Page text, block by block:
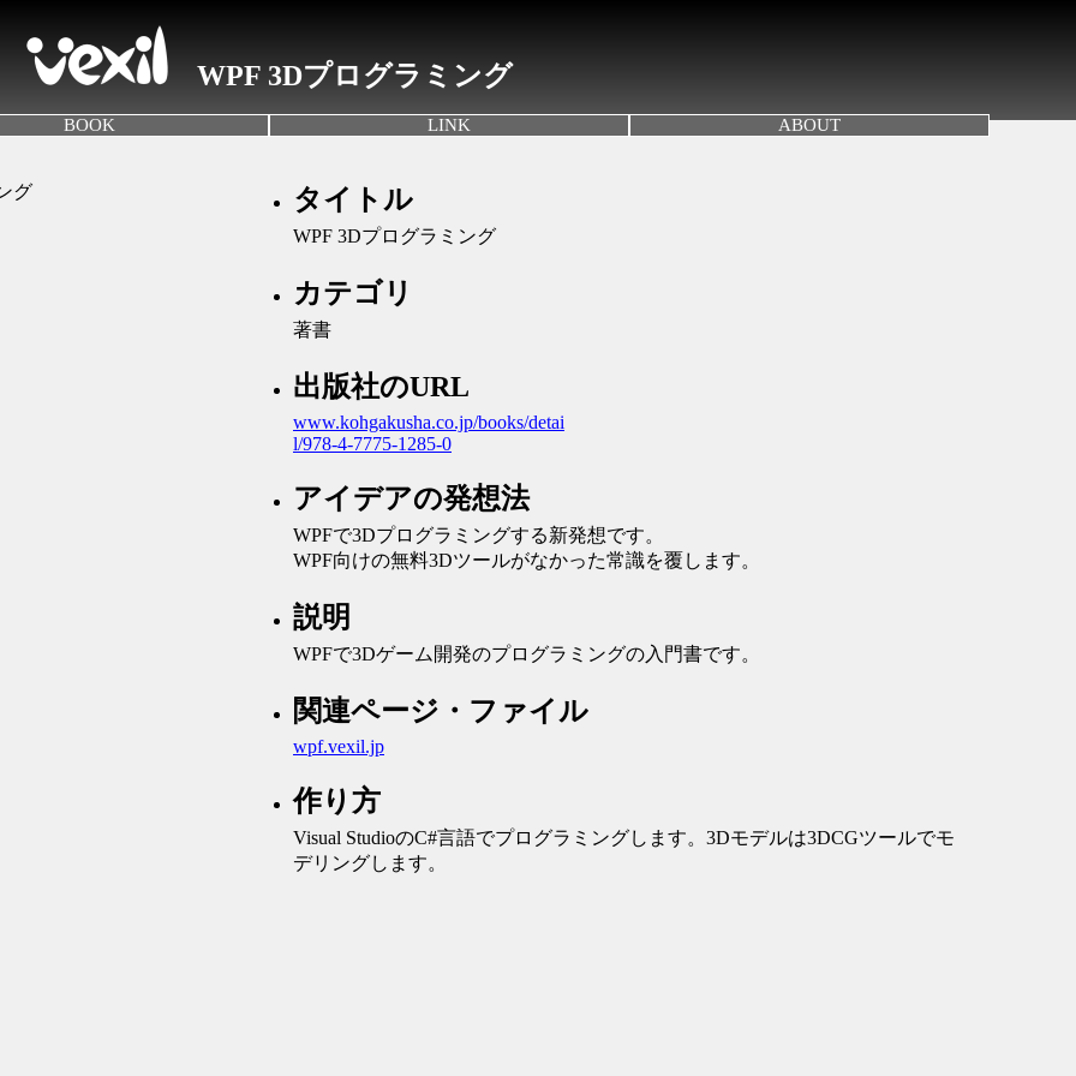
WPF 3Dプログラミング
BOOK LINK ABOUT
タイトル
WPF 3Dプログラミング
カテゴリ
著書
出版社のURL
www.kohgakusha.co.jp/books/detai
l/978-4-7775-1285-0
アイデアの発想法
WPFで3Dプログラミングする新発想です。
WPF向けの無料3Dツールがなかった常識を覆します。
説明
WPFで3Dゲーム開発のプログラミングの入門書です。
関連ページ・ファイル
wpf.vexil.jp
作り方
Visual StudioのC#言語でプログラミングします。3Dモデルは3DCGツールでモ
デリングします。